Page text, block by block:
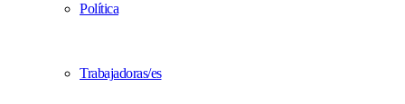
Política
Trabajadoras/es